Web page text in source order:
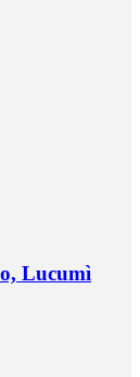
Lucumì